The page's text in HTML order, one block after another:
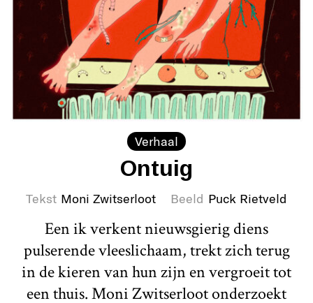
Verhaal
Ontuig
Tekst Moni Zwitserloot Beeld Puck Rietveld
Een ik verkent nieuwsgierig diens
pulserende vleeslichaam, trekt zich terug
in de kieren van hun zijn en vergroeit tot
een thuis. Moni Zwitserloot onderzoekt